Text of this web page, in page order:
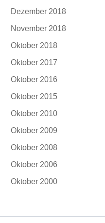
Dezember 2018
November 2018
Oktober 2018
Oktober 2017
Oktober 2016
Oktober 2015
Oktober 2010
Oktober 2009
Oktober 2008
Oktober 2006
Oktober 2000